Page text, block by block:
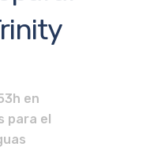
en
para el